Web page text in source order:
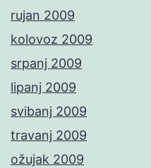
rujan 2009
kolovoz 2009
srpanj 2009
lipanj 2009
svibanj 2009
travanj 2009
ožujak 2009